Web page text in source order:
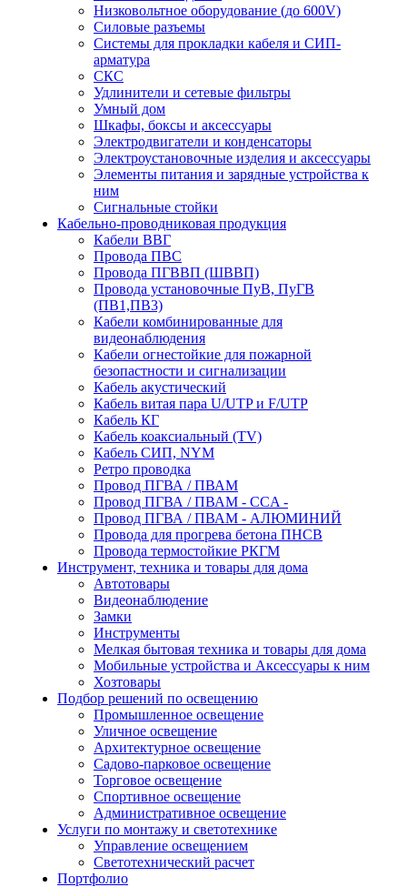
Низковольтное оборудование (до 600V)
Силовые разъемы
Системы для прокладки кабеля и СИП-
арматура
СКС
Удлинители и сетевые фильтры
Умный дом
Шкафы, боксы и аксессуары
Электродвигатели и конденсаторы
Электроустановочные изделия и аксессуары
Элементы питания и зарядные устройства к
ним
Сигнальные стойки
Кабельно-проводниковая продукция
Кабели ВВГ
Провода ПВС
Провода ПГВВП (ШВВП)
Провода установочные ПуВ, ПуГВ
(ПВ1,ПВ3)
Кабели комбинированные для
видеонаблюдения
Кабели огнестойкие для пожарной
безопастности и сигнализации
Кабель акустический
Кабель витая пара U/UTP и F/UTP
Кабель КГ
Кабель коаксиальный (TV)
Кабель СИП, NYM
Ретро проводка
Провод ПГВА / ПВАМ
Провод ПГВА / ПВАМ - CCA -
Провод ПГВА / ПВАМ - АЛЮМИНИЙ
Провода для прогрева бетона ПНСВ
Провода термостойкие РКГМ
Инструмент, техника и товары для дома
Автотовары
Видеонаблюдение
Замки
Инструменты
Мелкая бытовая техника и товары для дома
Мобильные устройства и Аксессуары к ним
Хозтовары
Подбор решений по освещению
Промышленное освещение
Уличное освещение
Архитектурное освещение
Садово-парковое освещение
Торговое освещение
Спортивное освещение
Административное освещение
Услуги по монтажу и светотехнике
Управление освещением
Светотехнический расчет
Портфолио